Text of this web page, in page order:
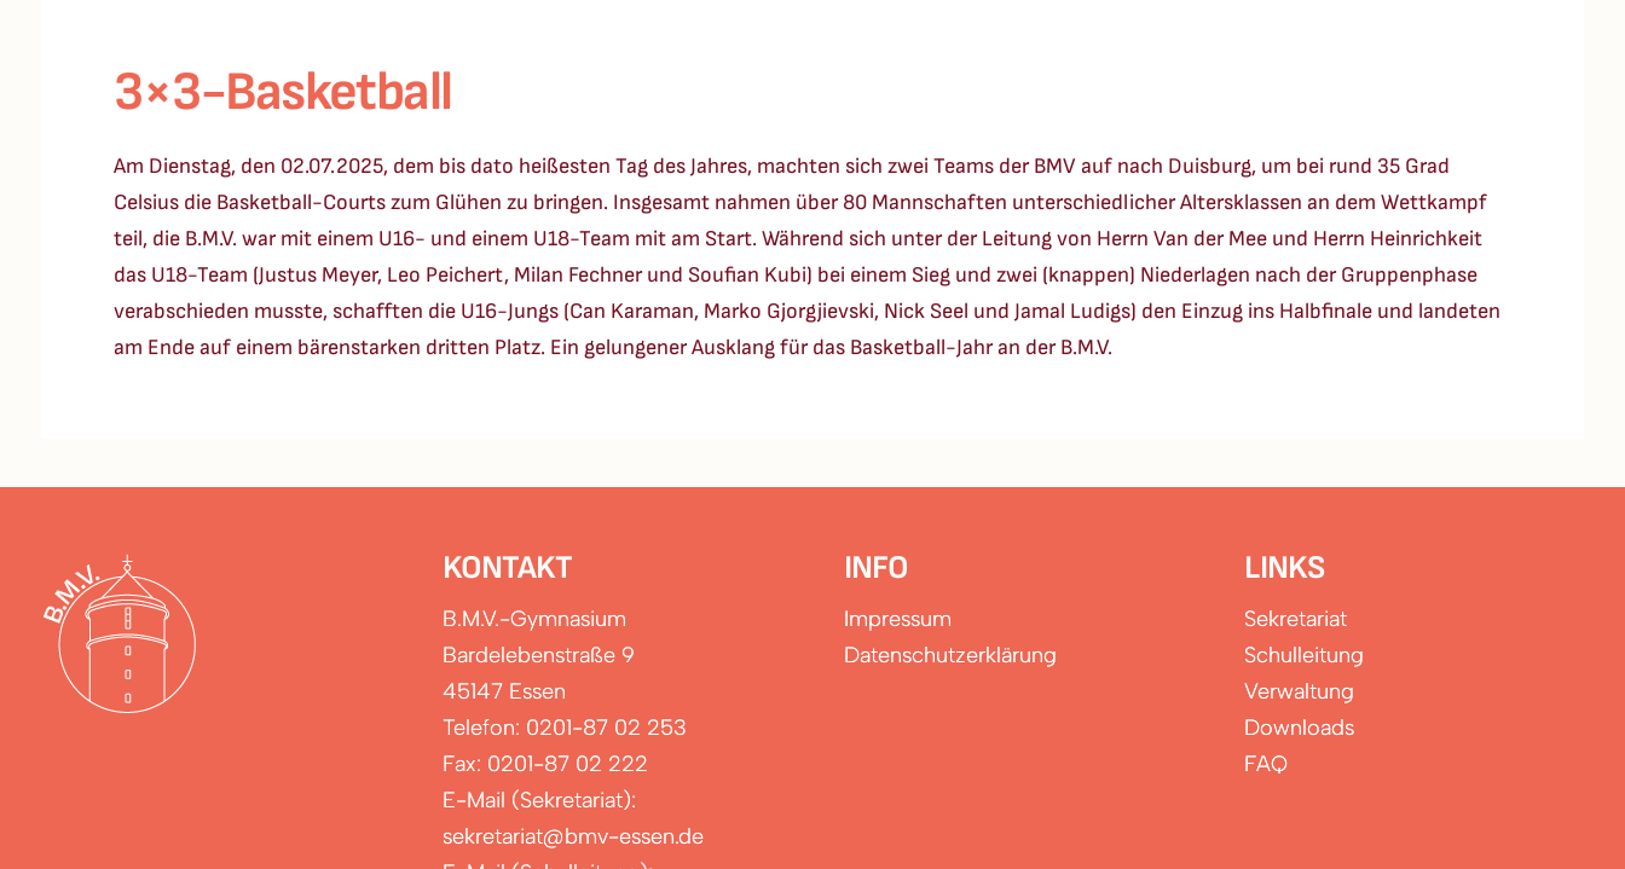
3×3-Basketball
Am Dienstag, den 02.07.2025, dem bis dato heißesten Tag des Jahres, machten sich zwei Teams der BMV auf nach Duisburg, um bei rund 35 Grad
Celsius die Basketball-Courts zum Glühen zu bringen. Insgesamt nahmen über 80 Mannschaften unterschiedlicher Altersklassen an dem Wettkampf
teil, die B.M.V. war mit einem U16- und einem U18-Team mit am Start. Während sich unter der Leitung von Herrn Van der Mee und Herrn Heinrichkeit
das U18-Team (Justus Meyer, Leo Peichert, Milan Fechner und Soufian Kubi) bei einem Sieg und zwei (knappen) Niederlagen nach der Gruppenphase
verabschieden musste, schafften die U16-Jungs (Can Karaman, Marko Gjorgjievski, Nick Seel und Jamal Ludigs) den Einzug ins Halbfinale und landeten
am Ende auf einem bärenstarken dritten Platz. Ein gelungener Ausklang für das Basketball-Jahr an der B.M.V.
KONTAKT
B.M.V.-Gymnasium
Bardelebenstraße 9
45147 Essen
Telefon: 0201-87 02 253
Fax: 0201-87 02 222
E-Mail (Sekretariat):
sekretariat@bmv-essen.de
INFO
Impressum
Datenschutzerklärung
LINKS
Sekretariat
Schulleitung
Verwaltung
Downloads
FAQ